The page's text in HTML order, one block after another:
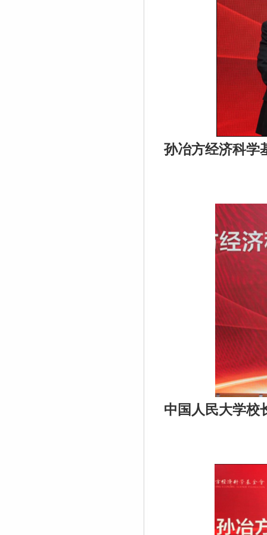
孙冶方经济科学
中国人民大学校